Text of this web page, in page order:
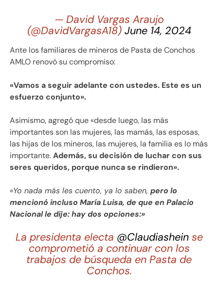
— David Vargas Araujo
(@DavidVargasA18) June 14, 2024
Ante los familiares de mineros de Pasta de Conchos
AMLO renovó su compromiso:
«Vamos a seguir adelante con ustedes. Este es un
esfuerzo conjunto».
Asimismo, agregó que «desde luego, las más
importantes son las mujeres, las mamás, las esposas,
las hijas de los mineros, las mujeres, la familia es lo más
importante.Además, su decisión de luchar con sus
seres queridos, porque nunca se rindieron».
«Yo nada más les cuento, ya lo saben, pero lo
mencionó incluso María Luisa, de que en Palacio
Nacional le dije: hay dos opciones:»
La presidenta electa @Claudiasheinse
comprometió a continuar con los
trabajos de búsqueda en Pasta de
Conchos.